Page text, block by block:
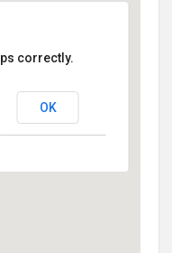
correctly.
OK